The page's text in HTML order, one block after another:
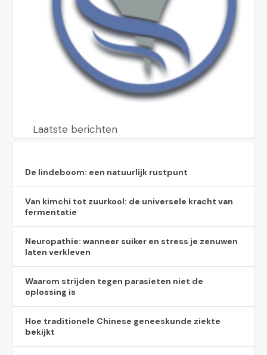
Laatste berichten
De lindeboom: een natuurlijk rustpunt
Van kimchi tot zuurkool: de universele kracht van
fermentatie
Neuropathie: wanneer suiker en stress je zenuwen
laten verkleven
Waarom strijden tegen parasieten niet de
oplossing is
Hoe traditionele Chinese geneeskunde ziekte
bekijkt